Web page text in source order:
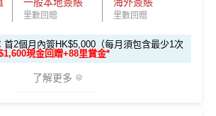
均以他們作準，請參閱 相關金融機構的
最更新版本。
本網站產品之比較結果建
此就算獲第三方廣告客戶贊助，我們並
At MrMiles, we strive to keep
and up to date. This information
：MrMiles.hk/new-am（做咗會員先申
）
現有 客戶：
果你申請時持有或成功申請Citigold / C
戶口+交首年年費HK$3,800，先賺
等於720,000積分)，換到雙人日本來回
另外，發卡後首2個月內累積認可簽賬
以上（每月須包含最少1次認可簽
里數回贈 里數回贈
首2個月內簽HK$5,000（每月須包含最少1次
現金回贈+88里賞金*
了解更多